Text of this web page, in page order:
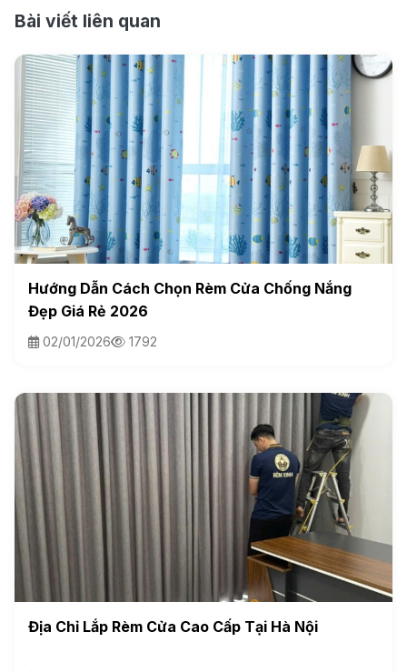
Bài viết liên quan
Hướng Dẫn Cách Chọn Rèm Cửa Chống Nắng
Đẹp Giá Rẻ 2026
02/01/2026 1792
Địa Chỉ Lắp Rèm Cửa Cao Cấp Tại Hà Nội